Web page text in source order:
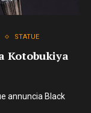
STATUE
Kotobukiya
annuncia Black